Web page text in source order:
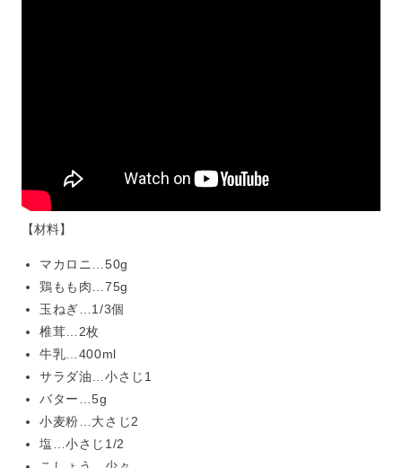
【材料】
マカロニ…50g
鶏もも肉…75g
玉ねぎ…1/3個
椎茸…2枚
牛乳…400ml
サラダ油…小さじ1
バター…5g
小麦粉…大さじ2
塩…小さじ1/2